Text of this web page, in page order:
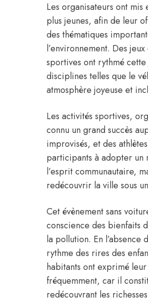
Les organisateurs ont
plus jeunes, afin de leur
des thématiques
l’environnement. Des
sportives ont rythmé
disciplines telles que le
atmosphère joyeuse et
Les activités sportives,
connu un grand succès
improvisés, et des
participants à adopter un
l’esprit communautaire,
redécouvrir la ville sous
Cet évènement sans
conscience des bienfaits
la pollution. En
rythme des rires des
habitants ont exprimé
fréquemment, car il
redécouvrant les